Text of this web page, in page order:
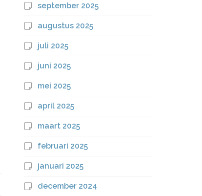
september 2025
augustus 2025
juli 2025
juni 2025
mei 2025
april 2025
maart 2025
februari 2025
januari 2025
december 2024